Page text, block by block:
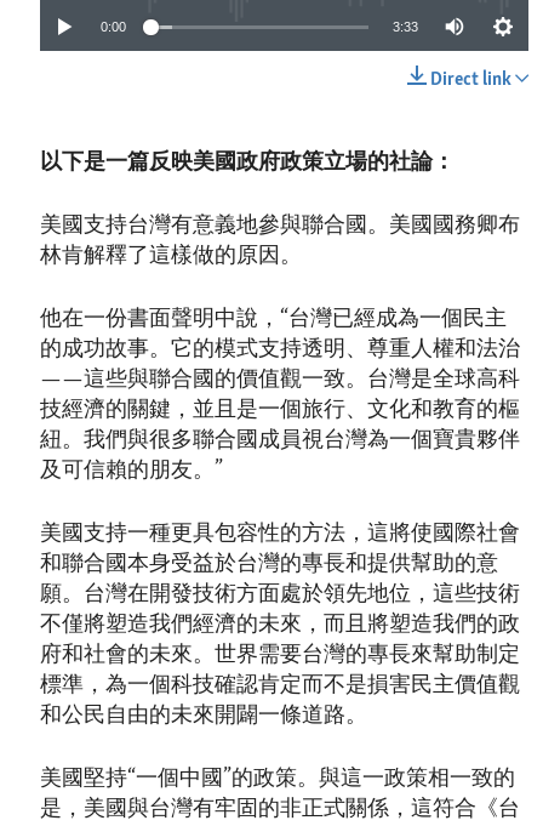
0:00 3:33
Direct link
以下是一篇反映美國政府政策立場的社論：
美國支持台灣有意義地參與聯合國。美國國務卿布
林肯解釋了這樣做的原因。
他在一份書面聲明中說，“台灣已經成為一個民主
的成功故事。它的模式支持透明、尊重人權和法治
——這些與聯合國的價值觀一致。台灣是全球高科
技經濟的關鍵，並且是一個旅行、文化和教育的樞
紐。我們與很多聯合國成員視台灣為一個寶貴夥伴
及可信賴的朋友。”
美國支持一種更具包容性的方法，這將使國際社會
和聯合國本身受益於台灣的專長和提供幫助的意
願。台灣在開發技術方面處於領先地位，這些技術
不僅將塑造我們經濟的未來，而且將塑造我們的政
府和社會的未來。世界需要台灣的專長來幫助制定
標準，為一個科技確認肯定而不是損害民主價值觀
和公民自由的未來開闢一條道路。
美國堅持“一個中國”的政策。與這一政策相一致的
是，美國與台灣有牢固的非正式關係，這符合《台